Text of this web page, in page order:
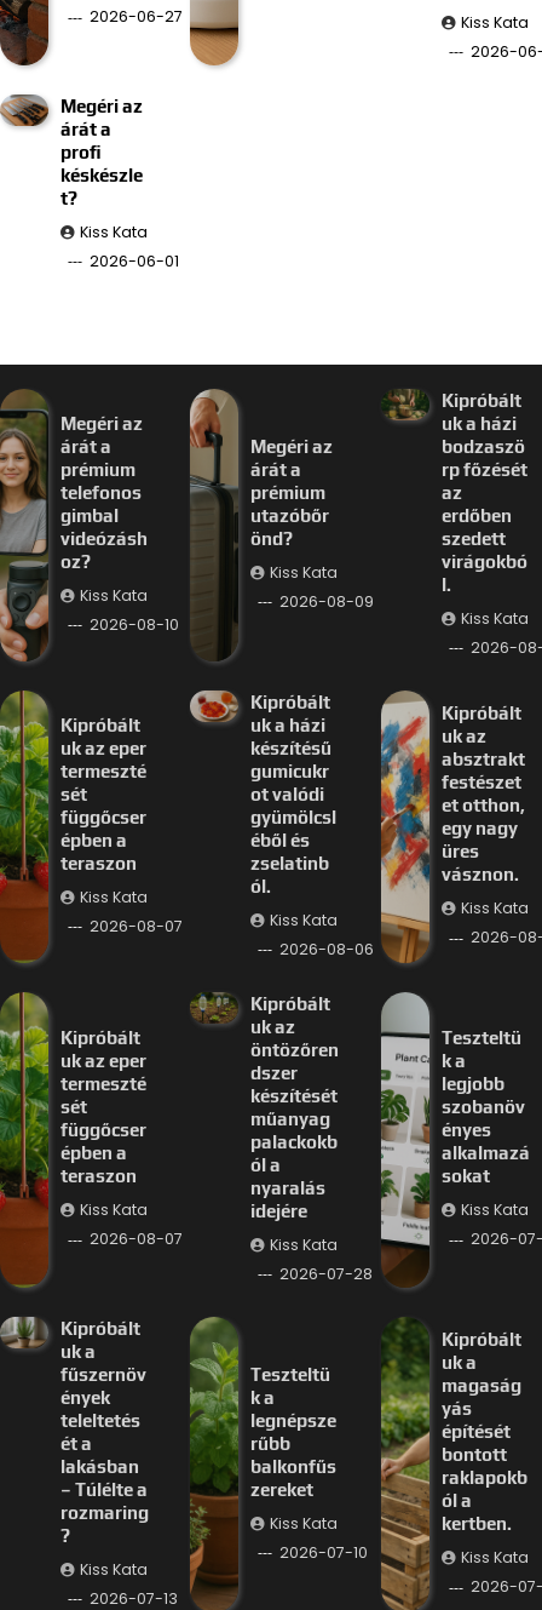
2026-06-27
Kiss Kata
2026-
Megéri az
árát a
profi
késkészle
t?
Kiss Kata
2026-06-01
Megéri az
árát a
prémium
telefonos
gimbal
videózásh
oz?
Kiss Kata
2026-08-10
Megéri az
árát a
prémium
utazóbőr
önd?
Kiss Kata
2026-08-09
Kipróbált
uk a házi
bodzaszö
rp főzését
az
erdőben
szedett
virágokbó
l.
Kiss Kata
2026-
Kipróbált
uk az eper
termeszté
sét
függőcser
épben a
teraszon
Kiss Kata
2026-08-07
Kipróbált
uk a házi
készítésű
gumicukr
ot valódi
gyümölcsl
éből és
zselatinb
ól.
Kiss Kata
2026-08-06
Kipróbált
uk az
absztrakt
festészet
et otthon,
egy nagy
üres
vásznon.
Kiss Kata
2026-
Kipróbált
uk az eper
termeszté
sét
függőcser
épben a
teraszon
Kiss Kata
2026-08-07
Kipróbált
uk az
öntözőren
dszer
készítését
műanyag
palackokb
ól a
nyaralás
idejére
Kiss Kata
2026-07-28
Teszteltü
k a
legjobb
szobanöv
ényes
alkalmazá
sokat
Kiss Kata
2026-
Kipróbált
uk a
fűszernöv
ények
teleltetés
ét a
lakásban
– Túlélte a
rozmaring
?
Kiss Kata
2026-07-13
Teszteltü
k a
legnépsze
rűbb
balkonfűs
zereket
Kiss Kata
2026-07-10
Kipróbált
uk a
magaság
yás
építését
bontott
raklapokb
ól a
kertben.
Kiss Kata
2026-